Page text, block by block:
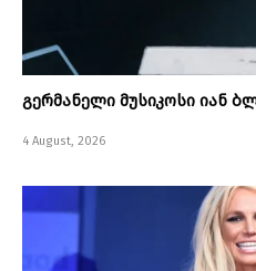
გერმანელი მუსიკოსი იან
4 August, 2026